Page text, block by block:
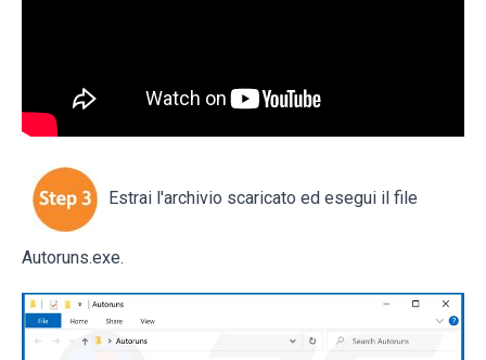
Estrai l'archivio scaricato ed esegui il file
Autoruns.exe.